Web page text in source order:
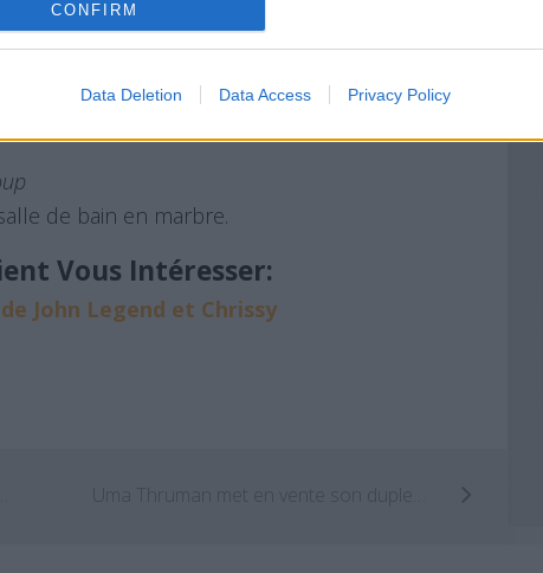
CONFIRM
Data Deletion Data Access Privacy Policy
de bain en marbre.
Vous Intéresser:
John Legend et Chrissy